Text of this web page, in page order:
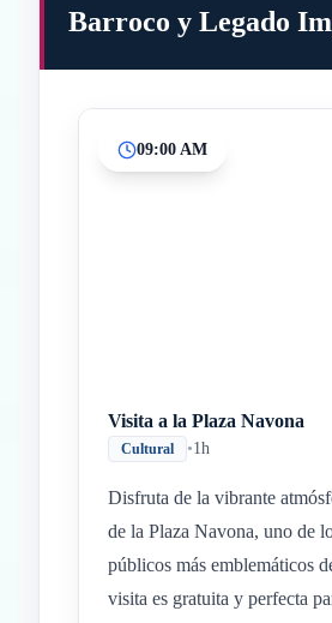
Barroco y Legado
09:00 AM
Visita a la Plaza Navona
Cultural •1h
Disfruta de la vibrante
de la Plaza Navona, uno de
públicos más emblemáticos
visita es gratuita y perfecta